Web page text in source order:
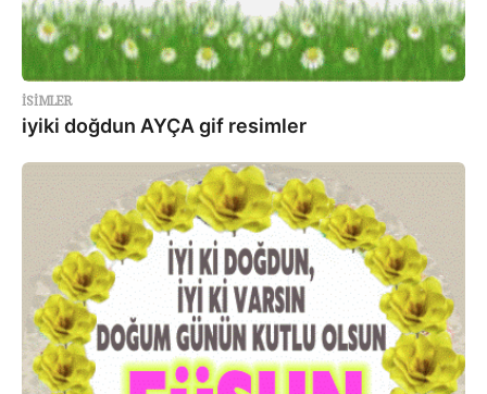
ISIMLER
iyiki doğdun AYÇA gif resimler